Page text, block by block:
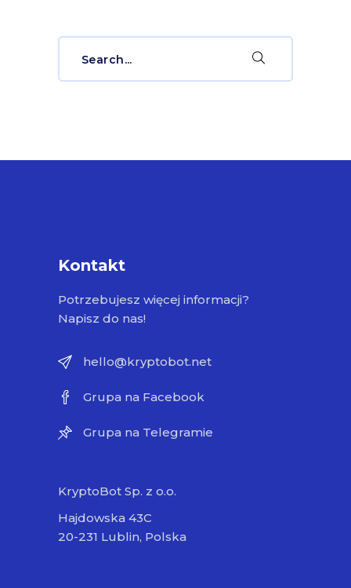
Kontakt
Potrzebujesz więcej informacji?
Napisz do nas!
hello@kryptobot.net
Grupa na Facebook
Grupa na Telegramie
KryptoBot Sp. z o.o.
Hajdowska 43C
20-231 Lublin, Polska